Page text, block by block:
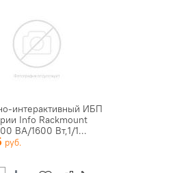
интерактивный ИБП
Info Rackmount
ВА/1600 Вт,1/1...